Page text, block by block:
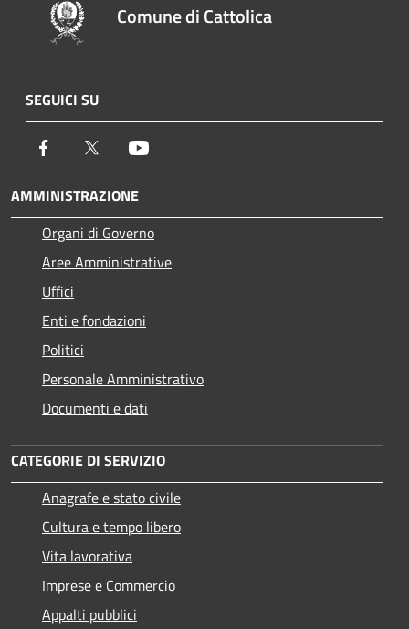
Comune di Cattolica
SEGUICI SU
Facebook Twitter
AMMINISTRAZIONE
Organi di Governo
Aree Amministrative
Uffici
Enti e fondazioni
Politici
Personale Amministrativo
Documenti e dati
CATEGORIE DI SERVIZIO
Anagrafe e stato civile
Cultura e tempo libero
Vita lavorativa
Imprese e Commercio
Appalti pubblici